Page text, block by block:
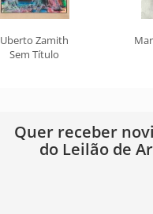
Uberto Zamith
Sem Título
Quer receber
do Leilão de